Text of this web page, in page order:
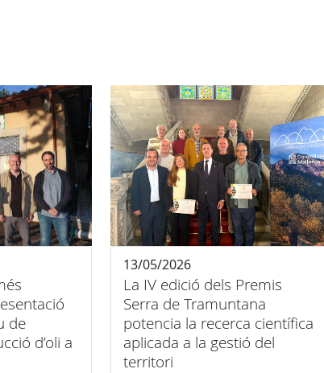
de
d’oli a
La IV edició dels Premis
Serra de Tramuntana
potencia la recerca científica
aplicada a la gestió del
territori
13/05/2026